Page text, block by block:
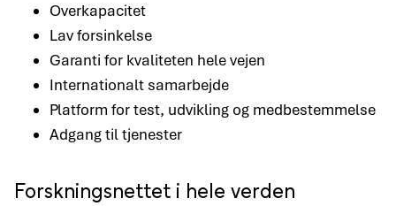
Overkapacitet
Lav forsinkelse
Garanti for kvaliteten hele vejen
Internationalt samarbejde
Platform for test, udvikling og medbestemmelse
Adgang til tjenester
Forskningsnettet i hele verden